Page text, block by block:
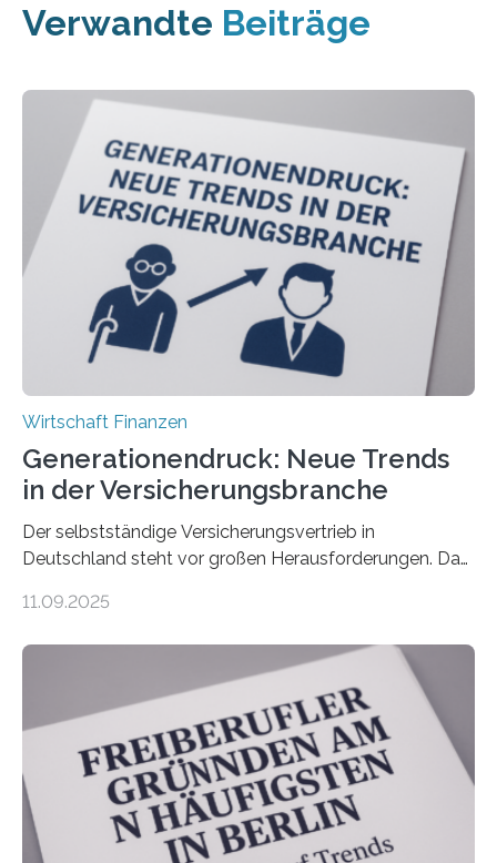
Verwandte Beiträge
Wirtschaft Finanzen
Generationendruck: Neue Trends
in der Versicherungsbranche
Der selbstständige Versicherungsvertrieb in
Deutschland steht vor großen Herausforderungen. Das
Dr. Matthias Beenken und Prof. Dr. Lukas Linnenbrink
Bundesverbands Deutscher Versicherungskaufleute e.V.
durchgeführt haben. Die Studie basiert auf den
Antworten von 1.440 selbstständigen
Versicherungsvertreter*innen und -makler*innen. Ein
Ergebnis: Deutlich mehr als die Hälfte der Befragten ist
über 50 Jahre alt und wird in den nächsten Jahren eine
Nachfolgeregelung benötigen. Aber nur ein Drittel hat
bereits Regelungen…
11.09.2025